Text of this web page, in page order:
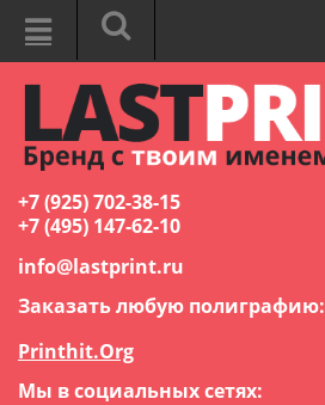
+7 (925) 702-38-15
+7 (495) 147-62-10
info@lastprint.ru
Заказать любую полиграфию:
Printhit.Org
Мы в социальных сетях: